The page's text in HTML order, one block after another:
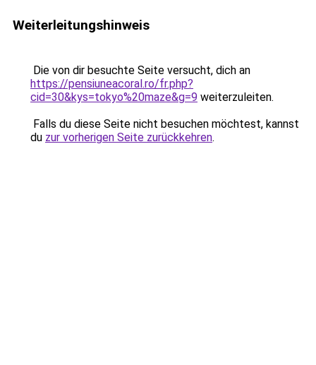
Weiterleitungshinweis
Die von dir besuchte Seite versucht, dich an
https://pensiuneacoral.ro/fr.php?
cid=30&kys=tokyo%20maze&g=9 weiterzuleiten.
Falls du diese Seite nicht besuchen möchtest, kannst
du zur vorherigen Seite zurückkehren.